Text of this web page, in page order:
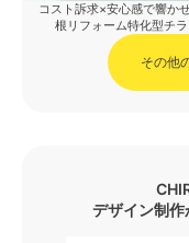
コスト訴求×安心感で響か
根リフォーム特化型チラ
その他
デザイン制